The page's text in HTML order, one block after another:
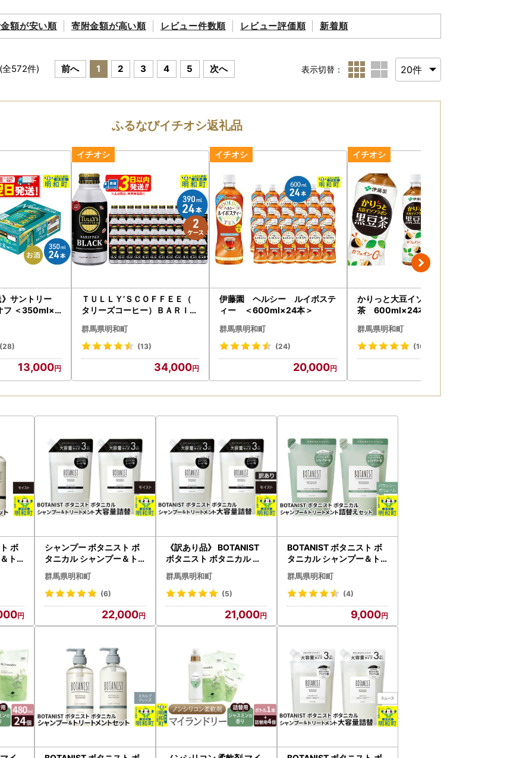
額が安い順 寄附金額が高い順 レビュー件数順 レビュー評価順 新着順
全572件) 前へ 1 2 3 4 5 次へ 表示切替：
ふるなびイチオシ返礼品
》サントリー
フ ＜350ml×2
(28)
13,000
ＴＵＬＬＹ’ＳＣＯＦＦＥＥ（
タリーズコーヒー）ＢＡＲＩＳ
ズブラック）【ホット＆コール
ド兼用】390ml×24缶【2ケー
群馬県明和町
(13)
34,000
伊藤園 ヘルシー ルイボステ
ィー ＜600ml×24本＞
群馬県明和町
(24)
20,000
かりっと大豆イソフラボン黒豆
茶 600ml×24本【1ケース】
群馬県明和町
(10)
ボ
ト
モ
シャンプー ボタニスト ボ
タニカル シャンプー＆ト
リートメント 大容量詰替
セット【モイスト】
群馬県明和町
(6)
22,000
《訳あり品》 BOTANIST
ボタニスト ボタニカル シ
ャンプー＆トリートメント
大容量詰替セット【モイス
ト】
群馬県明和町
(5)
21,000
BOTANIST ボタニスト ボ
タニカル シャンプー＆ト
リートメント 詰替セット
【バウンシーボリューム】
【ネコポス】
群馬県明和町
(4)
9,000